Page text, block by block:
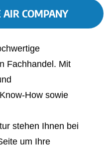
AIR COMPANY
Fachhandel. Mit
How sowie
stehen Ihnen bei
um Ihre